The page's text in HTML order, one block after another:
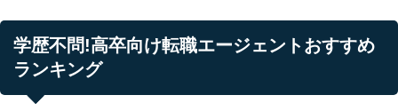
学歴不問!高卒向け転職エージェントおすすめ
ランキング